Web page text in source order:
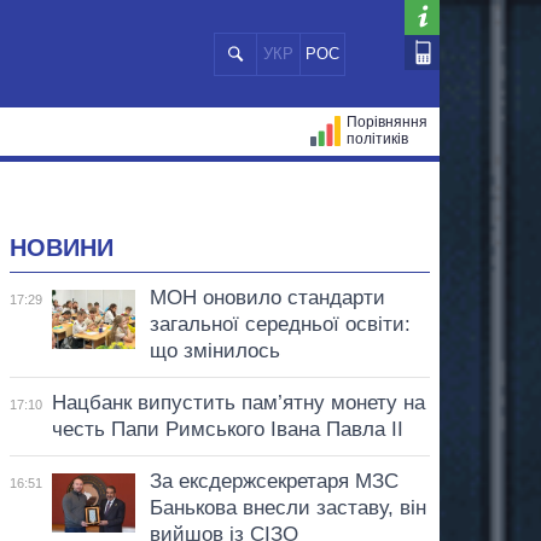
УКР РОС
Порівняння
політиків
НОВИНИ
17:29
МОН оновило стандарти
загальної середньої освіти:
що змінилось
17:10
Нацбанк випустить пам’ятну монету на
честь Папи Римського Івана Павла II
16:51
За ексдержсекретаря МЗС
Банькова внесли заставу, він
вийшов із СІЗО